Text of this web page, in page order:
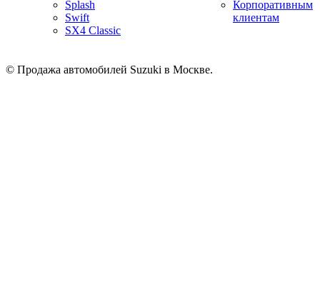
Splash
Swift
SX4 Classic
Корпоративным
клиентам
© Продажа автомобилей Suzuki в Москве.